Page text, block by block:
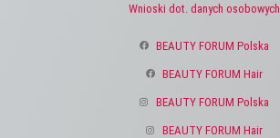
Wnioski dot. danych osobowych
BEAUTY FORUM Polska
BEAUTY FORUM Hair
BEAUTY FORUM Polska
BEAUTY FORUM Hair